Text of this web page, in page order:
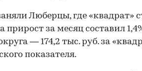
Люберцы, где «квадрат»
прирост за месяц составил
— 174,2 тыс. руб. за
показателя.